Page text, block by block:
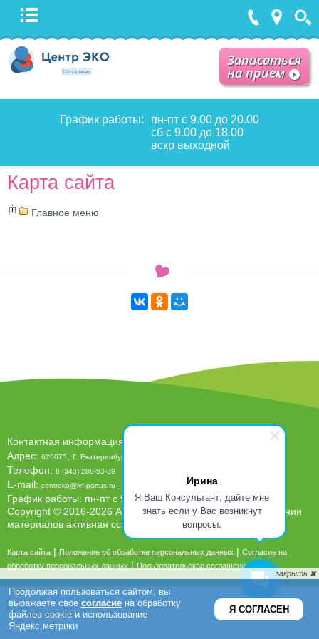
Ирина
Я Ваш Консультант, дайте мне
знать если у Вас возникнут
вопросы.
Записаться
на прием
График работы:
пн-пт с 9.00 до 20.00
сб с 9.00 до 18.00
вскр выходной
Карта сайта
Главное меню
Контактная информация клиники
Адрес: 620075 , г. Екатеринбург
Телефон: 8 (343) 288-53-39
E-mail: centreko@ivf-partus.ru
График работы: пн-пт с 9.00 до 20.00, сб-вс с 9.00 до 18.00
Copyright © 2016-2026 АО ЦРНРФ «Партус». При копировании
материалов активная ссылка на сайт обязательна
Карта сайта | Положение об обработке персональных данных | Согласие на
обработку персональных данных | Пользовательское соглашение